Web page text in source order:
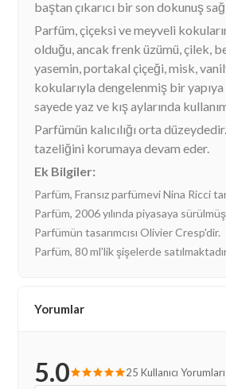
baştan çıkarıcı bir son dokunuş
Parfüm, çiçeksi ve meyveli
olduğu, ancak frenk üzümü, çilek,
yasemin, portakal çiçeği, misk,
kokularıyla dengelenmiş bir
sayede yaz ve kış aylarında
Parfümün kalıcılığı orta
tazeliğini korumaya devam eder.
Ek Bilgiler:
Parfüm, Fransız parfümevi Nina Ricci
Parfüm, 2006 yılında piyasaya
Parfümün tasarımcısı Olivier Cresp'dir.
Parfüm, 80 ml'lik şişelerde
Yorumlar
5.0 25 Kullanıcı Yorumları